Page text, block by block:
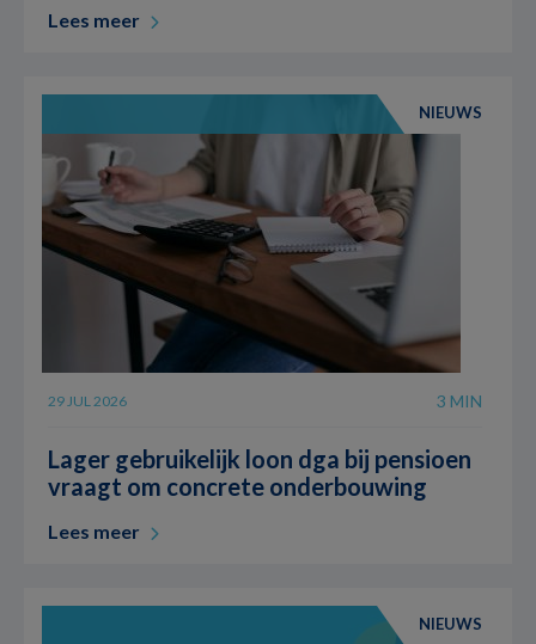
Lees meer
NIEUWS
29 JUL 2026 3 MIN
Lager gebruikelijk loon dga bij pensioen
vraagt om concrete onderbouwing
Lees meer
NIEUWS